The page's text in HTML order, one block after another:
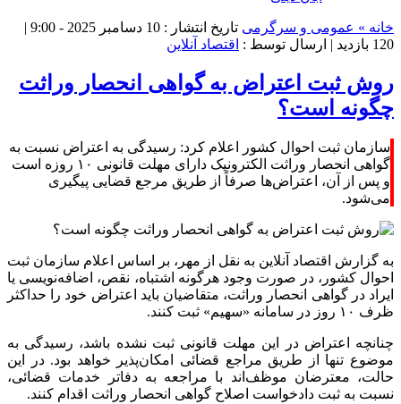
خانه » عمومی و سرگرمی تاریخ انتشار : 10 دسامبر 2025 - 9:00 |
120 بازدید
| ارسال توسط : اقتصاد آنلاین
روش ثبت اعتراض به گواهی انحصار وراثت
چگونه است؟
سازمان ثبت احوال کشور اعلام کرد: رسیدگی به اعتراض نسبت به
گواهی انحصار وراثت الکترونیک دارای مهلت قانونی ۱۰ روزه است
و پس از آن، اعتراض‌ها صرفاً از طریق مرجع قضایی پیگیری
می‌شود.
به گزارش اقتصاد آنلاین به نقل از مهر، بر اساس اعلام سازمان ثبت
احوال کشور، در صورت وجود هرگونه اشتباه، نقص، اضافه‌نویسی یا
ایراد در گواهی انحصار وراثت، متقاضیان باید اعتراض خود را حداکثر
ظرف ۱۰ روز در سامانه «سهیم» ثبت کنند.
چنانچه اعتراض در این مهلت قانونی ثبت نشده باشد، رسیدگی به
موضوع تنها از طریق مراجع قضائی امکان‌پذیر خواهد بود. در این
حالت، معترضان موظف‌اند با مراجعه به دفاتر خدمات قضائی،
نسبت به ثبت دادخواست اصلاح گواهی انحصار وراثت اقدام کنند.